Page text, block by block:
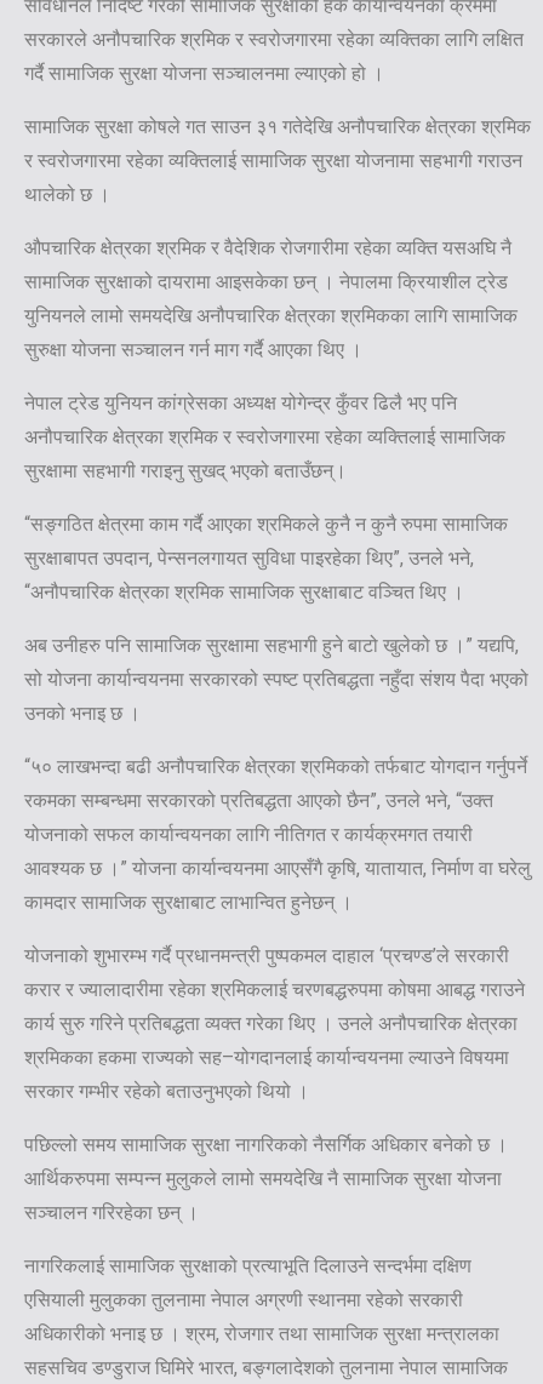
संविधानले निर्दिष्ट गरेको सामाजिक सुरक्षाको हक कार्यान्वयनका क्रममा
सरकारले अनौपचारिक श्रमिक र स्वरोजगारमा रहेका व्यक्तिका लागि लक्षित
गर्दै सामाजिक सुरक्षा योजना सञ्चालनमा ल्याएको हो ।
सामाजिक सुरक्षा कोषले गत साउन ३१ गतेदेखि अनौपचारिक क्षेत्रका श्रमिक
र स्वरोजगारमा रहेका व्यक्तिलाई सामाजिक सुरक्षा योजनामा सहभागी गराउन
थालेको छ ।
औपचारिक क्षेत्रका श्रमिक र वैदेशिक रोजगारीमा रहेका व्यक्ति यसअघि नै
सामाजिक सुरक्षाको दायरामा आइसकेका छन् । नेपालमा क्रियाशील ट्रेड
युनियनले लामो समयदेखि अनौपचारिक क्षेत्रका श्रमिकका लागि सामाजिक
सुरुक्षा योजना सञ्चालन गर्न माग गर्दै आएका थिए ।
नेपाल ट्रेड युनियन कांग्रेसका अध्यक्ष योगेन्द्र कुँवर ढिलै भए पनि
अनौपचारिक क्षेत्रका श्रमिक र स्वरोजगारमा रहेका व्यक्तिलाई सामाजिक
सुरक्षामा सहभागी गराइनु सुखद् भएको बताउँछन्।
“सङ्गठित क्षेत्रमा काम गर्दै आएका श्रमिकले कुनै न कुनै रुपमा सामाजिक
सुरक्षाबापत उपदान, पेन्सनलगायत सुविधा पाइरहेका थिए”, उनले भने,
“अनौपचारिक क्षेत्रका श्रमिक सामाजिक सुरक्षाबाट वञ्चित थिए ।
अब उनीहरु पनि सामाजिक सुरक्षामा सहभागी हुने बाटो खुलेको छ ।” यद्यपि,
सो योजना कार्यान्वयनमा सरकारको स्पष्ट प्रतिबद्धता नहुँदा संशय पैदा भएको
उनको भनाइ छ ।
“५० लाखभन्दा बढी अनौपचारिक क्षेत्रका श्रमिकको तर्फबाट योगदान गर्नुपर्ने
रकमका सम्बन्धमा सरकारको प्रतिबद्धता आएको छैन”, उनले भने, “उक्त
योजनाको सफल कार्यान्वयनका लागि नीतिगत र कार्यक्रमगत तयारी
आवश्यक छ ।” योजना कार्यान्वयनमा आएसँगै कृषि, यातायात, निर्माण वा घरेलु
कामदार सामाजिक सुरक्षाबाट लाभान्वित हुनेछन् ।
योजनाको शुभारम्भ गर्दै प्रधानमन्त्री पुष्पकमल दाहाल ‘प्रचण्ड’ले सरकारी
करार र ज्यालादारीमा रहेका श्रमिकलाई चरणबद्धरुपमा कोषमा आबद्ध गराउने
कार्य सुरु गरिने प्रतिबद्धता व्यक्त गरेका थिए । उनले अनौपचारिक क्षेत्रका
श्रमिकका हकमा राज्यको सह–योगदानलाई कार्यान्वयनमा ल्याउने विषयमा
सरकार गम्भीर रहेको बताउनुभएको थियो ।
पछिल्लो समय सामाजिक सुरक्षा नागरिकको नैसर्गिक अधिकार बनेको छ ।
आर्थिकरुपमा सम्पन्न मुलुकले लामो समयदेखि नै सामाजिक सुरक्षा योजना
सञ्चालन गरिरहेका छन् ।
नागरिकलाई सामाजिक सुरक्षाको प्रत्याभूति दिलाउने सन्दर्भमा दक्षिण
एसियाली मुलुकका तुलनामा नेपाल अग्रणी स्थानमा रहेको सरकारी
अधिकारीको भनाइ छ । श्रम, रोजगार तथा सामाजिक सुरक्षा मन्त्रालका
सहसचिव डण्डुराज घिमिरे भारत, बङ्गलादेशको तुलनामा नेपाल सामाजिक